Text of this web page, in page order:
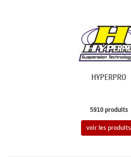
HYPERPRO
5910 produits
voir les produits